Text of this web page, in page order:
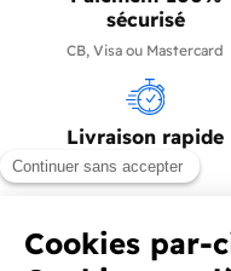
sécurisé
CB, Visa ou Mastercard
Livraison rapide
en 24/72h